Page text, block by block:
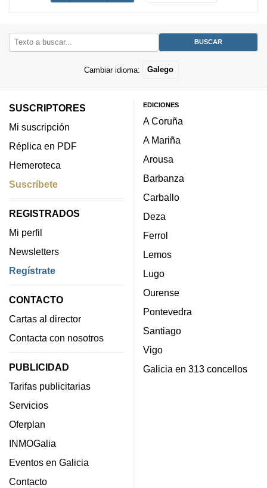
Cambiar idioma: Galego
SUSCRIPTORES
Mi suscripción
Réplica en PDF
Hemeroteca
Suscríbete
REGISTRADOS
Mi perfil
Newsletters
Regístrate
CONTACTO
Cartas al director
Contacta con nosotros
PUBLICIDAD
Tarifas publicitarias
Servicios
Oferplan
INMOGalia
Eventos en Galicia
Contacto
EDICIONES
A Coruña
A Mariña
Arousa
Barbanza
Carballo
Deza
Ferrol
Lemos
Lugo
Ourense
Pontevedra
Santiago
Vigo
Galicia en 313 concellos